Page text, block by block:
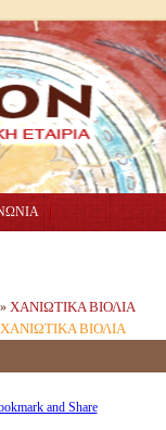
» ΧΑΝΙΩΤΙΚΑ ΒΙΟΛΙΑ
ΧΑΝΙΩΤΙΚΑ ΒΙΟΛΙΑ